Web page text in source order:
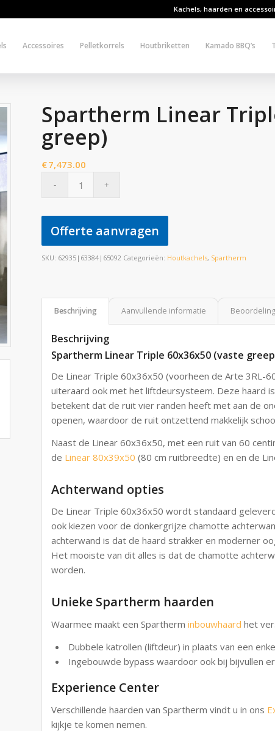
Kachels, haarden en
Accessoires Pelletkorrels Houtbriketten Kamado BBQ’s
Spartherm Linear
greep)
€7,473.00
Offerte aanvragen
SKU: 62935|63384|65092 Categorieën: Houtkachels, Spartherm
Beschrijving Aanvullende informatie
Beschrijving
Spartherm Linear Triple 60x36x50 (vaste
De Linear Triple 60x36x50 (voorheen de Arte 3RL-
uiteraard ook met het liftdeursysteem. Deze haard
betekent dat de ruit vier randen heeft met aan de
openen, waardoor de ruit ontzettend makkelijk
Naast de Linear 60x36x50, met een ruit van 60
de Linear 80x39x50 (80 cm ruitbreedte) en en de
Achterwand opties
De Linear Triple 60x36x50 wordt standaard
ook kiezen voor de donkergrijze chamotte
achterwand is dat de haard strakker en moderner
Het mooiste van dit alles is dat de chamotte
worden.
Unieke Spartherm haarden
Waarmee maakt een Spartherminbouwhaard het
Dubbele katrollen (liftdeur) in plaats van een
Ingebouwde bypass waardoor ook bij bijvullen
Experience Center
Verschillende haarden van Spartherm vindt u in ons
kijkje te komen nemen.